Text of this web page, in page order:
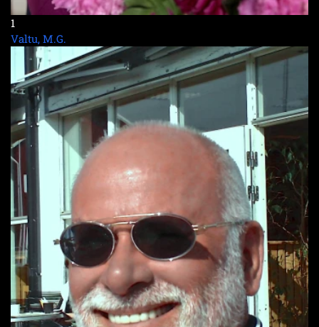
1
Valtu, M.G.